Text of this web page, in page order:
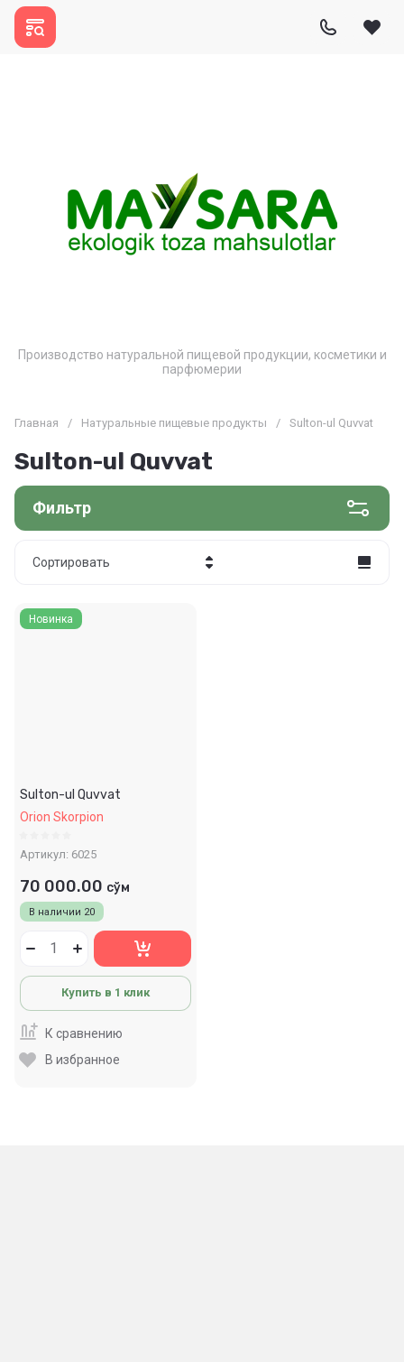
Производство натуральной пищевой продукции, косметики и
парфюмерии
Главная / Натуральные пищевые продукты / Sulton-ul Quvvat
Sulton-ul Quvvat
Фильтр
Сортировать
Цена - возрастание
Новинка
Sulton-ul Quvvat
Orion Skorpion
Артикул: 6025
В наличии 20
70 000.00 сўм
Купить в 1 клик
К сравнению
В избранное